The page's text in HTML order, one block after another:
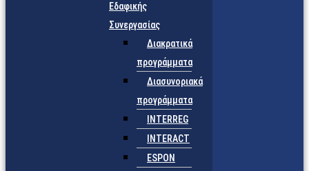
Εδαφικής
Συνεργασίας
Διακρατικά
προγράμματα
Διασυνοριακά
προγράμματα
INTERREG
INTERACT
ESPON